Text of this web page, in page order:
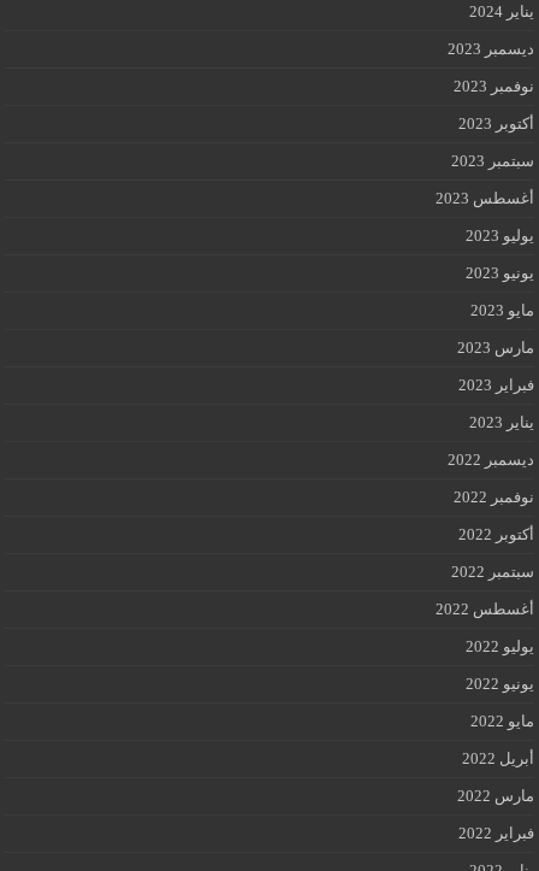
يناير 2024
ديسمبر 2023
نوفمبر 2023
أكتوبر 2023
سبتمبر 2023
أغسطس 2023
يوليو 2023
يونيو 2023
مايو 2023
مارس 2023
فبراير 2023
يناير 2023
ديسمبر 2022
نوفمبر 2022
أكتوبر 2022
سبتمبر 2022
أغسطس 2022
يوليو 2022
يونيو 2022
مايو 2022
أبريل 2022
مارس 2022
فبراير 2022